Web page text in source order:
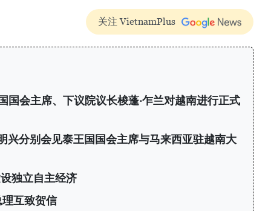
关注 VietnamPlus
国会主席、下议院议长梭蓬·乍兰对越南进行正式
兴分别会见泰王国国会主席与马来西亚驻越南大
独立自主经济
互致贺信